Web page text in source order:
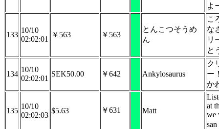
よ
133
10/10
02:02:01
￥563 ￥563
とんこつそうめ
ん
こ
な
リ
と
134
10/10
02:02:01
SEK50.00 ￥642 Ankylosaurus
ク
ー
か
135
10/10
02:02:03
$5.63 ￥631 Matt
at
we
san